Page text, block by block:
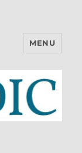
MENU